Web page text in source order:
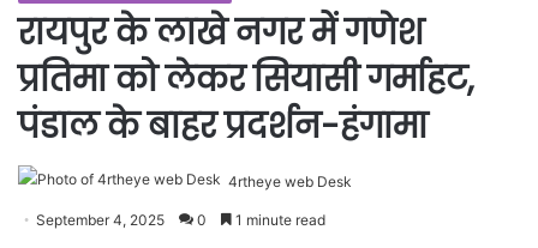
रायपुर के लाखे नगर में गणेश
प्रतिमा को लेकर सियासी गर्माहट,
पंडाल के बाहर प्रदर्शन-हंगामा
4rtheye web Desk
September 4, 2025 0 1 minute read